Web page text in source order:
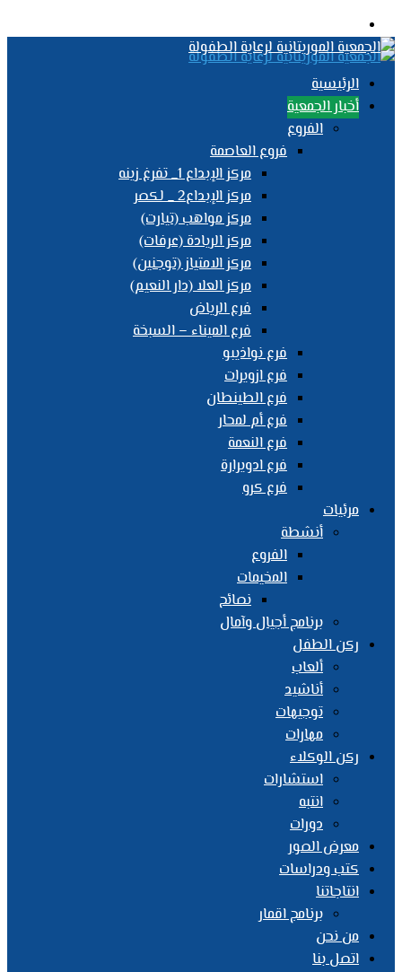
الرئيسية
أخبار الجمعية
الفروع
فروع العاصمة
مركز الإبداع 1_ تفرغ زينه
مركز الإبداع2 _ لكصر
مركز مواهب (تيارت)
مركز الريادة (عرفات)
مركز الامتياز (توجنين)
مركز العلا (دار النعيم)
فرع الرياض
فرع الميناء – السبخة
فرع نواذيبو
فرع ازويرات
فرع الطينطان
فرع أم لمحار
فرع النعمة
فرع ادويرارة
فرع كرو
مرئيات
أنشطة
الفروع
المخيمات
نصائح
برنامج أجيال وآمال
ركن الطفل
ألعاب
أناشيد
توجيهات
مهارات
ركن الوكلاء
استشارات
انتبه
دورات
معرض الصور
كتب ودراسات
انتاجاتنا
برنامج اقمار
من نحن
اتصل بنا